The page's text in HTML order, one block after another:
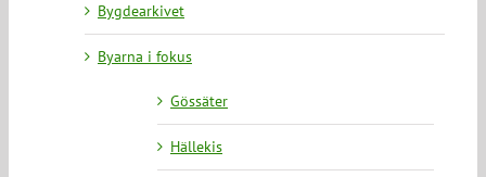
Bygdearkivet
Byarna i fokus
Gössäter
Hällekis